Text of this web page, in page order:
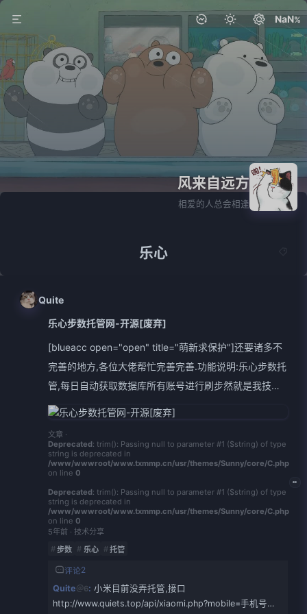
风来自远方
相爱的人总会相逢
NaN
乐心
1篇
Quite
乐心步数托管网-开源[废弃]
[blueacc open="open" title="萌新求保护"]还要诸多不
完善的地方,各位大佬帮忙完善完善.功能说明:乐心步数托
管,每日自动获取数据库所有账号进行刷步然就是我技术
菜嘴巴又不菜,不服就对喷现成地
址:https://gitee.com/quietes/shuabu部署完毕后请先运
行: 地址/install 安装数据库安装完毕后会返回你监控接
监控地址即可,一天调用一次接口即可,监控的地方我用的
云函数,可以直接去后方文章看,修改
文章 ·
Deprecated: trim(): Passing null to parameter #1 ($string) of type
string is deprecated in
/www/wwwroot/www.txmmp.cn/usr/themes/Sunny/core/C.php
on line 0
Deprecated: trim(): Passing null to parameter #1 ($string) of type
string is deprecated in
/www/wwwroot/www.txmmp.cn/usr/themes/Sunny/core/C.php
on line 0
5年前 · 技术分享
步数
乐心 托管
评论2
Quite＠6 小米目前没弄托管,接口
http://www.quiets.top/api/xiaomi.php?mobile=手机号